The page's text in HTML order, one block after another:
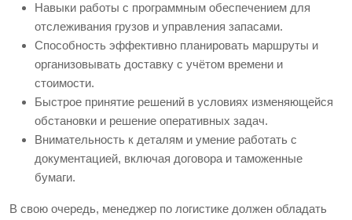
Навыки работы с программным обеспечением для
отслеживания грузов и управления запасами.
Способность эффективно планировать маршруты и
организовывать доставку с учётом времени и
стоимости.
Быстрое принятие решений в условиях изменяющейся
обстановки и решение оперативных задач.
Внимательность к деталям и умение работать с
документацией, включая договора и таможенные
бумаги.
В свою очередь, менеджер по логистике должен обладать